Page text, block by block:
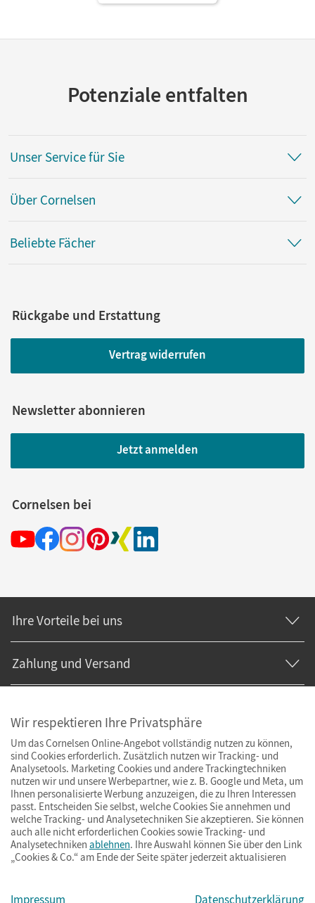
Potenziale entfalten
Unser Service für Sie
Über Cornelsen
Beliebte Fächer
Rückgabe und Erstattung
Vertrag widerrufen
Newsletter abonnieren
Jetzt anmelden
Cornelsen bei
Ihre Vorteile bei uns
Zahlung und Versand
ImpressumAGBDatenschutzBarrierefreiheitCookies & Co.
Wir respektieren Ihre Privatsphäre
Um das Cornelsen Online-Angebot vollständig nutzen zu können,
sind Cookies erforderlich. Zusätzlich nutzen wir Tracking- und
Analysetools. Marketing Cookies und andere Trackingtechniken
nutzen wir und unsere Werbepartner, wie z. B. Google und Meta, um
Ihnen personalisierte Werbung anzuzeigen, die zu Ihren Interessen
passt. Entscheiden Sie selbst, welche Cookies Sie annehmen und
welche Tracking- und Analysetechniken Sie akzeptieren. Sie können
auch alle nicht erforderlichen Cookies sowie Tracking- und
Analysetechniken ablehnen. Ihre Auswahl können Sie über den Link
„Cookies & Co.“ am Ende der Seite später jederzeit aktualisieren
Impressum Datenschutzerklärung